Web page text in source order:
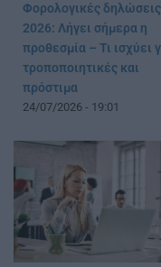
Φορολογικές δηλώσεις
2026: Λήγει σήμερα η
προθεσμία – Τι ισχύει
τροποποιητικές και
πρόστιμα
24/07/2026 - 19:01